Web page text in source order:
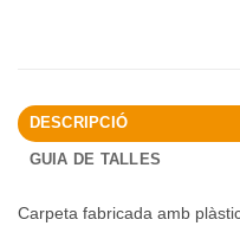
DESCRIPCIÓ
GUIA DE TALLES
Carpeta fabricada amb